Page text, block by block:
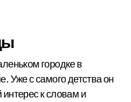
городке в
Уже с самого детства он
к словам и